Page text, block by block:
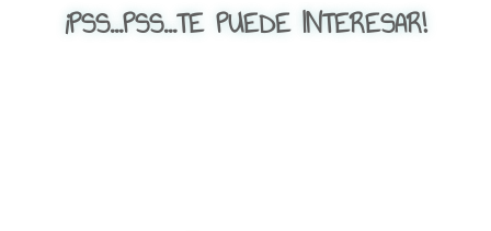
¡PSS...PSS...TE PUEDE INTERESAR!